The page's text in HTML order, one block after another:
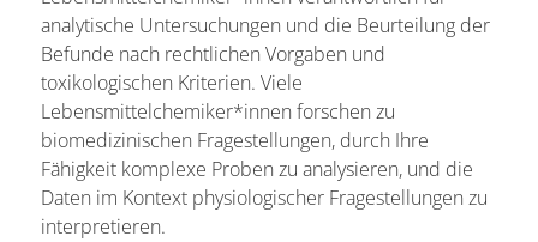
analytische Untersuchungen und die Beurteilung der
Befunde nach rechtlichen Vorgaben und
toxikologischen Kriterien. Viele
Lebensmittelchemiker*innen forschen zu
biomedizinischen Fragestellungen, durch Ihre
Fähigkeit komplexe Proben zu analysieren, und die
Daten im Kontext physiologischer Fragestellungen zu
interpretieren.